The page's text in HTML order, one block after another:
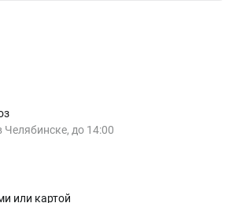
Челябинске, до 14:00
или картой